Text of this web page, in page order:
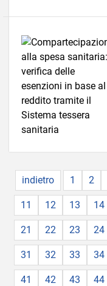
indietro 1 2
11 12 13 14
21 22 23 24
31 32 33 34
41 42 43 44